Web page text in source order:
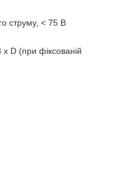
струму, < 75 В
x D (при фіксованій